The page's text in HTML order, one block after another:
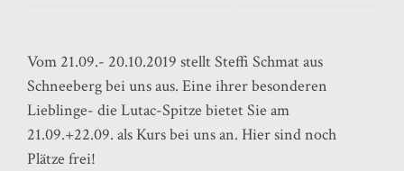
Vom 21.09.- 20.10.2019 stellt Steffi Schmat aus
Schneeberg bei uns aus. Eine ihrer besonderen
Lieblinge- die Lutac-Spitze bietet Sie am
21.09.+22.09. als Kurs bei uns an. Hier sind noch
Plätze frei!